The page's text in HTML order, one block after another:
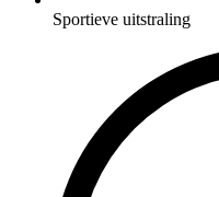
Sportieve uitstraling